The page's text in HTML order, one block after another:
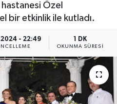
hastanesi Özel
bir etkinlik ile kutladı.
- 22:49 1 DK
OKUNMA SÜRESI